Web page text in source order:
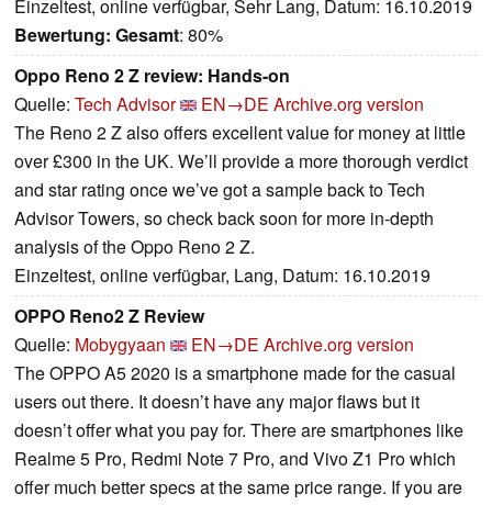
Einzeltest, online verfügbar, Sehr Lang, Datum: 16.10.2019
Bewertung: Gesamt: 80%
Oppo Reno 2 Z review: Hands-on
Quelle: Tech Advisor EN→DE Archive.org version
The Reno 2 Z also offers excellent value for money at little
over £300 in the UK. We’ll provide a more thorough verdict
and star rating once we’ve got a sample back to Tech
Advisor Towers, so check back soon for more in-depth
analysis of the Oppo Reno 2 Z.
Einzeltest, online verfügbar, Lang, Datum: 16.10.2019
OPPO Reno2 Z Review
Quelle: Mobygyaan EN→DE Archive.org version
The OPPO A5 2020 is a smartphone made for the casual
users out there. It doesn’t have any major flaws but it
doesn’t offer what you pay for. There are smartphones like
Realme 5 Pro, Redmi Note 7 Pro, and Vivo Z1 Pro which
offer much better specs at the same price range. If you are